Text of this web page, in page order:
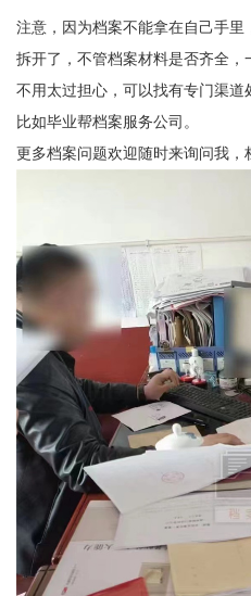
注意，因为档案不能拿在自己手
拆开了，不管档案材料是否齐全
不用太过担心，可以找有专门渠道
比如毕业帮档案服务公司。
更多档案问题欢迎随时来询问我